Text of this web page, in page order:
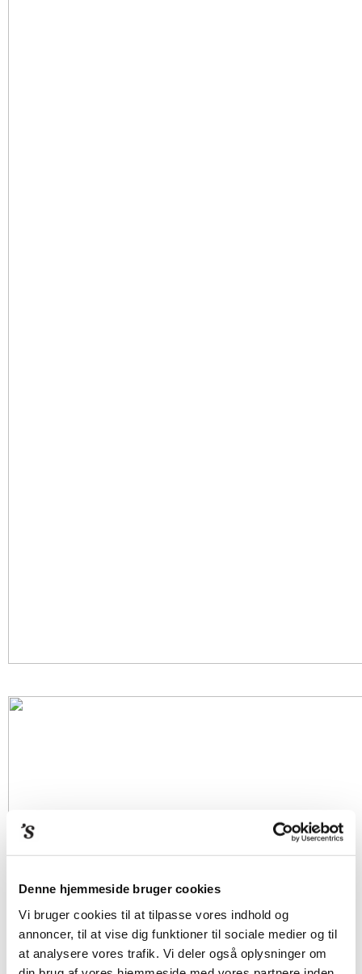
Denne hjemmeside bruger cookies
Vi bruger cookies til at tilpasse vores indhold og
annoncer, til at vise dig funktioner til sociale medier og til
at analysere vores trafik. Vi deler også oplysninger om